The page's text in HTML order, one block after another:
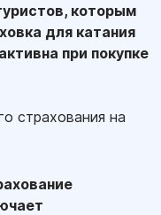
которым
для катания
при покупке
страхования на